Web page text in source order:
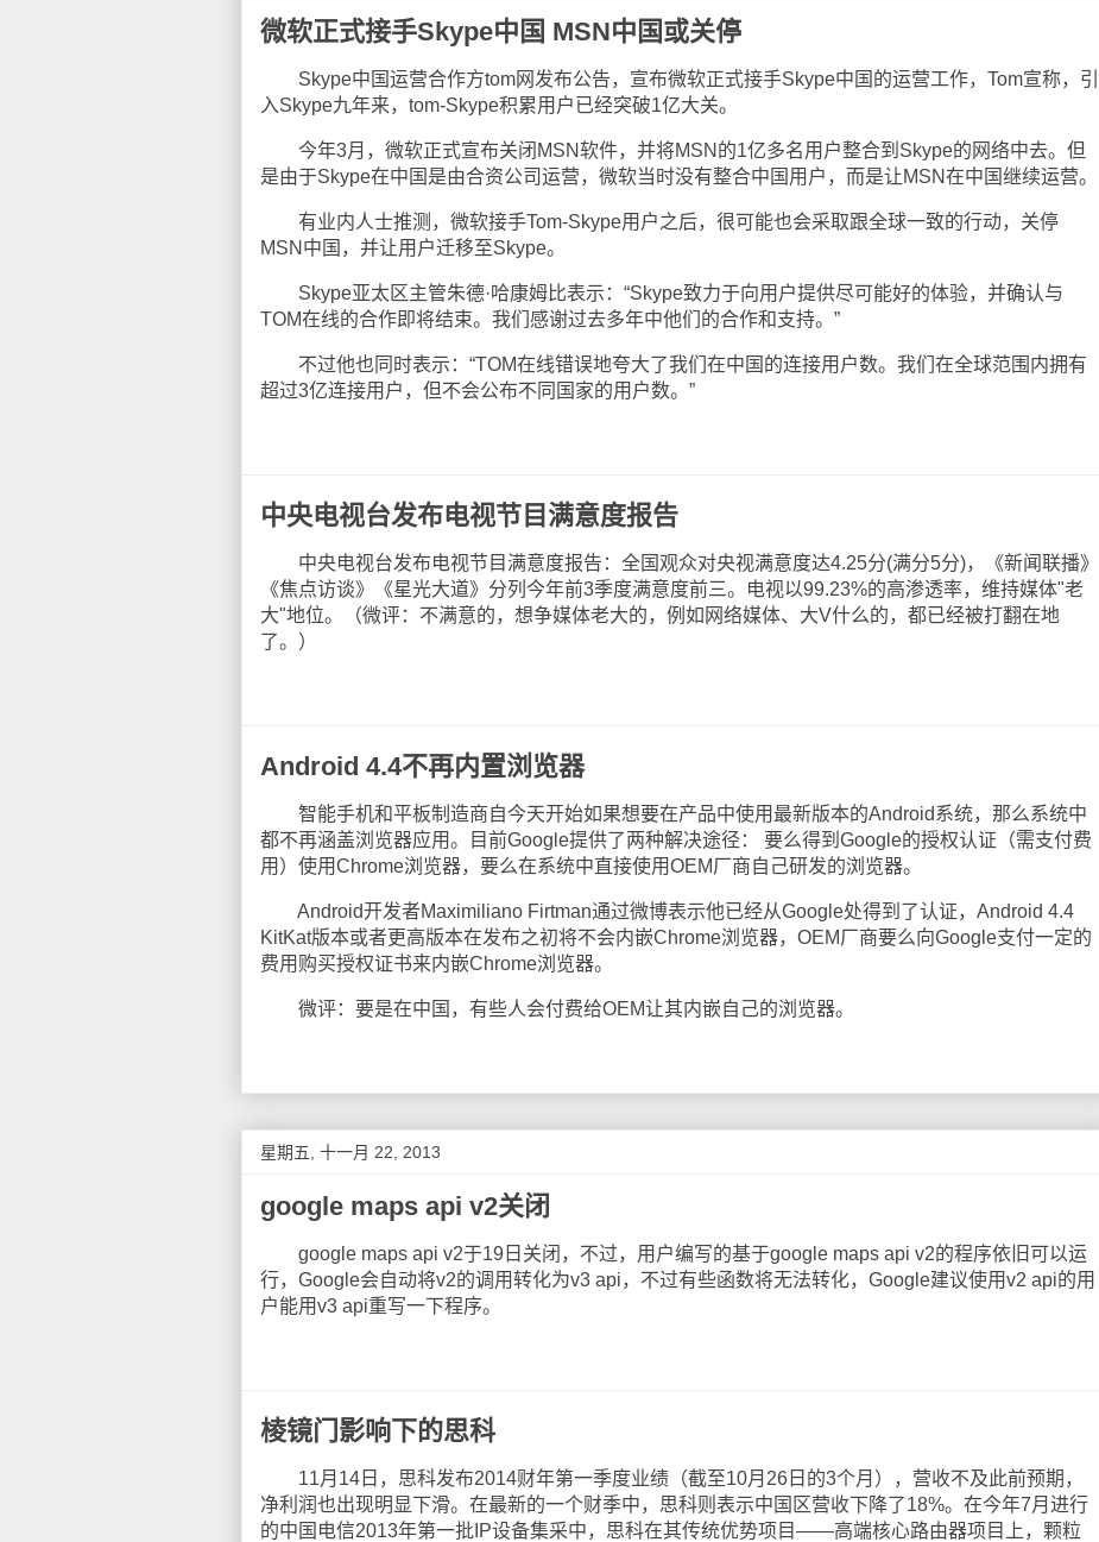
微软正式接手Skype中国 MSN中国或关停
Skype中国运营合作方tom网发布公告，宣布微软正式接手Skype中国的运营工作，Tom宣称，引
入Skype九年来，tom-Skype积累用户已经突破1亿大关。
今年3月，微软正式宣布关闭MSN软件，并将MSN的1亿多名用户整合到Skype的网络中去。但
是由于Skype在中国是由合资公司运营，微软当时没有整合中国用户，而是让MSN在中国继续运营。
有业内人士推测，微软接手Tom-Skype用户之后，很可能也会采取跟全球一致的行动，关停
MSN中国，并让用户迁移至Skype。
Skype亚太区主管朱德·哈康姆比表示：“Skype致力于向用户提供尽可能好的体验，并确认与
TOM在线的合作即将结束。我们感谢过去多年中他们的合作和支持。”
不过他也同时表示：“TOM在线错误地夸大了我们在中国的连接用户数。我们在全球范围内拥有
超过3亿连接用户，但不会公布不同国家的用户数。”
中央电视台发布电视节目满意度报告
中央电视台发布电视节目满意度报告：全国观众对央视满意度达4.25分(满分5分)，《新闻联播》
《焦点访谈》《星光大道》分列今年前3季度满意度前三。电视以99.23%的高渗透率，维持媒体"老
大"地位。（微评：不满意的，想争媒体老大的，例如网络媒体、大V什么的，都已经被打翻在地
了。）
Android 4.4不再内置浏览器
智能手机和平板制造商自今天开始如果想要在产品中使用最新版本的Android系统，那么系统中
都不再涵盖浏览器应用。目前Google提供了两种解决途径： 要么得到Google的授权认证（需支付费
用）使用Chrome浏览器，要么在系统中直接使用OEM厂商自己研发的浏览器。
Android开发者Maximiliano Firtman通过微博表示他已经从Google处得到了认证，Android 4.4
KitKat版本或者更高版本在发布之初将不会内嵌Chrome浏览器，OEM厂商要么向Google支付一定的
费用购买授权证书来内嵌Chrome浏览器。
微评：要是在中国，有些人会付费给OEM让其内嵌自己的浏览器。
星期五, 十一月 22, 2013
google maps api v2关闭
google maps api v2于19日关闭，不过，用户编写的基于google maps api v2的程序依旧可以运
行，Google会自动将v2的调用转化为v3 api，不过有些函数将无法转化，Google建议使用v2 api的用
户能用v3 api重写一下程序。
棱镜门影响下的思科
11月14日，思科发布2014财年第一季度业绩（截至10月26日的3个月），营收不及此前预期，
净利润也出现明显下滑。在最新的一个财季中，思科则表示中国区营收下降了18%。在今年7月进行
的中国电信2013年第一批IP设备集采中，思科在其传统优势项目——高端核心路由器项目上，颗粒